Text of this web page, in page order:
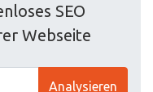
SEO
Webseite
Analysieren